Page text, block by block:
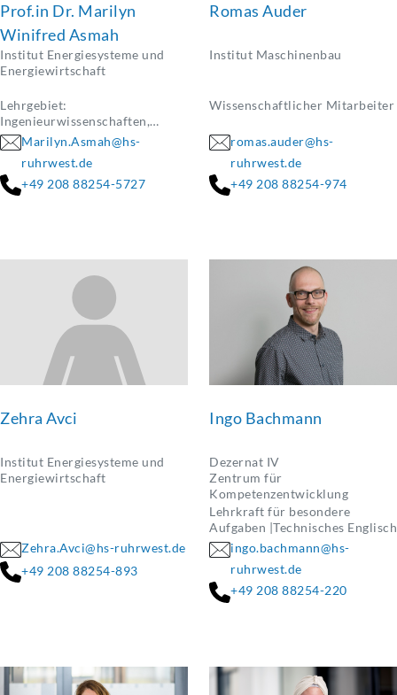
Prof.in Dr. Marilyn
Winifred Asmah
Institut Energiesysteme und
Energiewirtschaft
Lehrgebiet:
Ingenieurwissenschaften,
insbesondere
Energieübertragung und
Elektrotechnik
Marilyn.Asmah@hs-
ruhrwest.de
+49 208 88254-5727
Romas Auder
Institut Maschinenbau
Wissenschaftlicher Mitarbeiter
romas.auder@hs-
ruhrwest.de
+49 208 88254-974
Zehra Avci
Institut Energiesysteme und
Energiewirtschaft
Zehra.Avci@hs-ruhrwest.de
+49 208 88254-893
Ingo Bachmann
Dezernat IV
Zentrum für
Kompetenzentwicklung
Lehrkraft für besondere
Aufgaben |Technisches Englisch
ingo.bachmann@hs-
ruhrwest.de
+49 208 88254-220